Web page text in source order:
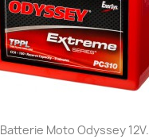
Batterie Moto Odyssey